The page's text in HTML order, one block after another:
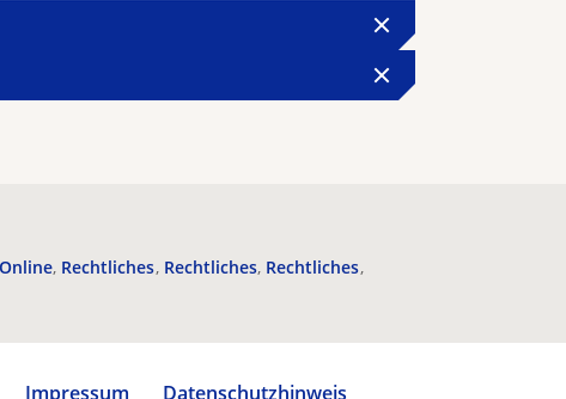
Online Rechtliches Rechtliches Rechtliches
Impressum
Datenschutzhinweis